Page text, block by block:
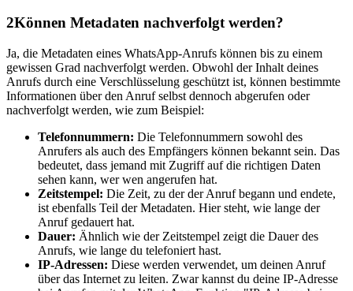
2Können Metadaten nachverfolgt werden?
Ja, die Metadaten eines WhatsApp-Anrufs können bis zu einem
gewissen Grad nachverfolgt werden. Obwohl der Inhalt deines
Anrufs durch eine Verschlüsselung geschützt ist, können bestimmte
Informationen über den Anruf selbst dennoch abgerufen oder
nachverfolgt werden, wie zum Beispiel:
Telefonnummern: Die Telefonnummern sowohl des
Anrufers als auch des Empfängers können bekannt sein. Das
bedeutet, dass jemand mit Zugriff auf die richtigen Daten
sehen kann, wer wen angerufen hat.
Zeitstempel: Die Zeit, zu der der Anruf begann und endete,
ist ebenfalls Teil der Metadaten. Hier steht, wie lange der
Anruf gedauert hat.
Dauer: Ähnlich wie der Zeitstempel zeigt die Dauer des
Anrufs, wie lange du telefoniert hast.
IP-Adressen: Diese werden verwendet, um deinen Anruf
über das Internet zu leiten. Zwar kannst du deine IP-Adresse